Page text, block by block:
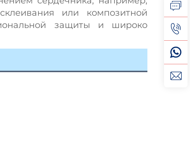
или композитной
защиты и широко